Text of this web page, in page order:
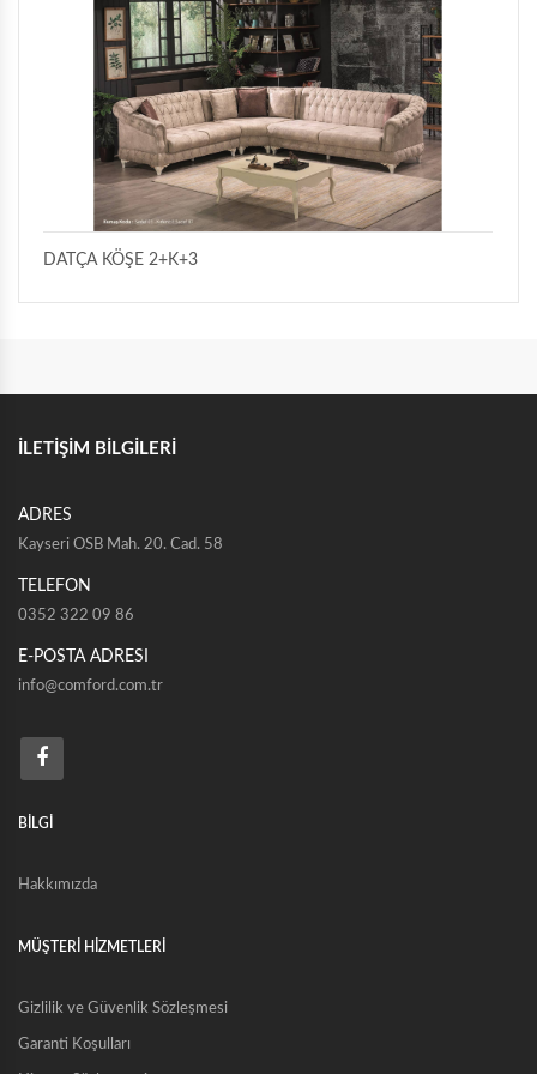
KÖŞE İKİLİ YATAKLI
KÖŞE İKİLİ KASALI
DATÇA KÖŞE 2+K+3
İLETİŞİM BİLGİLERİ
ADRES
Kayseri OSB Mah. 20. Cad. 58
TELEFON
0352 322 09 86
E-POSTA ADRESI
info@comford.com.tr
BİLGİ
Hakkımızda
MÜŞTERİ HİZMETLERİ
Gizlilik ve Güvenlik Sözleşmesi
Garanti Koşulları